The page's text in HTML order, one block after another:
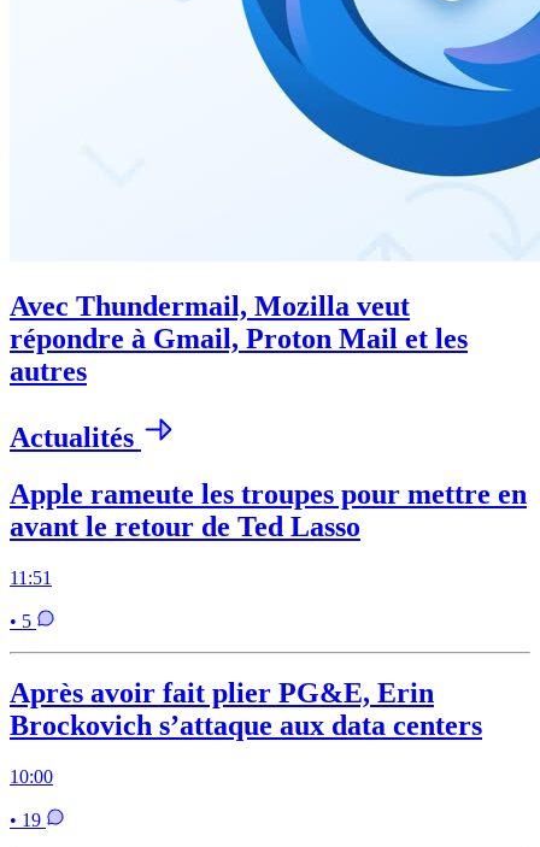
Avec Thundermail, Mozilla veut
répondre à Gmail, Proton Mail et les
autres
Actualités
Apple rameute les troupes pour mettre en
avant le retour de Ted Lasso
11:51
• 5
Après avoir fait plier PG&E, Erin
Brockovich s’attaque aux data centers
10:00
• 19